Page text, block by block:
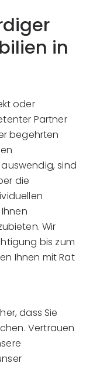
in
oder
Partner
begehrten
sind
die
Wir
bis zum
Ihnen mit Rat
dass Sie
Vertrauen